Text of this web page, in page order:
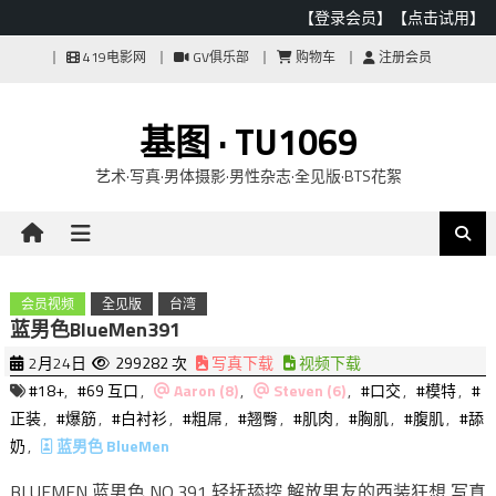
【登录会员】 【点击试用】
419电影网 GV俱乐部 购物车 注册会员
基图 · TU1069
艺术·写真·男体摄影·男性杂志·全见版·BTS花絮
会员视频 全见版 台湾
蓝男色BlueMen391
2月24日 299282 次 写真下载
视频下载
#18+, #69 互口, Aaron (8), Steven (6), #口交, #模特, #
正装, #爆筋, #白衬衫, #粗屌, #翘臀, #肌肉, #胸肌, #腹肌, #舔
奶, 蓝男色 BlueMen